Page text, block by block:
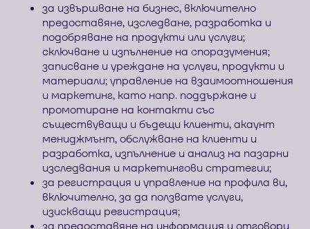
за извършване на бизнес, включително
предоставяне, изследване, разработка и
подобряване на продукти или услуги;
сключване и изпълнение на споразумения;
записване и уреждане на услуги, продукти и
материали; управление на взаимоотношения
и маркетинг, като напр. поддържане и
промотиране на контакти със
съществуващи и бъдещи клиенти, акаунт
мениджмънт, обслужване на клиенти и
разработка, изпълнение и анализ на пазарни
изследвания и маркетингови стратегии;
за регистрация и управление на профила ви,
включително, за да ползвате услуги,
изискващи регистрация;